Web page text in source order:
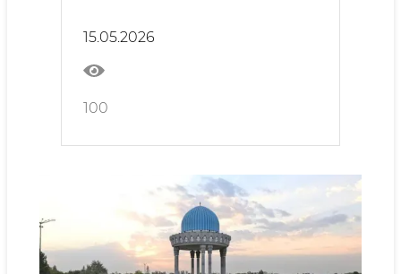
15.05.2026
100